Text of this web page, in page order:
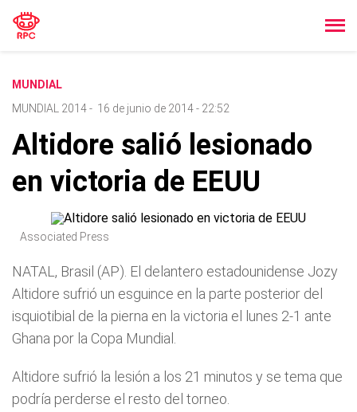
MUNDIAL
MUNDIAL 2014- 16 de junio de 2014 - 22:52
Altidore salió lesionado
en victoria de EEUU
Associated Press
NATAL, Brasil (AP). El delantero estadounidense Jozy
Altidore sufrió un esguince en la parte posterior del
isquiotibial de la pierna en la victoria el lunes 2-1 ante
Ghana por la Copa Mundial.
Altidore sufrió la lesión a los 21 minutos y se tema que
podría perderse el resto del torneo.